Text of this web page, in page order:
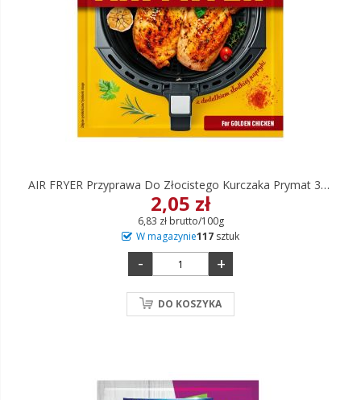
AIR FRYER Przyprawa Do Złocistego Kurczaka Prymat 30 G
2,05 zł
6,83 zł brutto/100g
W magazynie117 sztuk
- +
DO KOSZYKA